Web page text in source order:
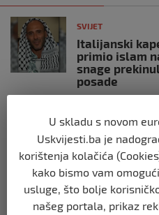
SVIJET
Italijanski
primio islam
snage
posade
SVIJET
Brod
i uplovio u
vijori zastavu
prije 10 mjeseci
U skladu s novom
Uskvijesti.ba je
korištenja kolačića
kako bismo vam
usluge, što bolje
našeg portala, prikaz